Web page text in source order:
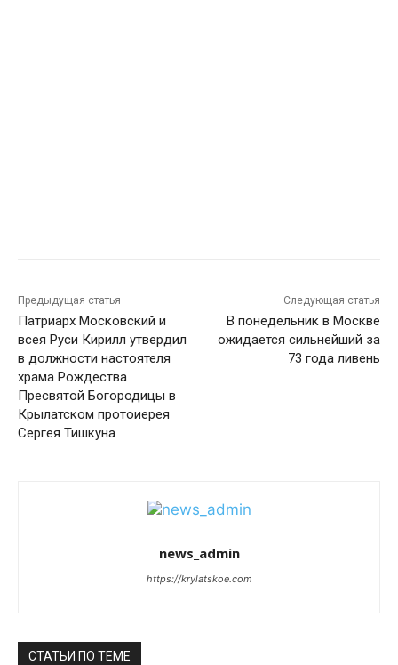
Предыдущая статья
Патриарх Московский и
всея Руси Кирилл утвердил
в должности настоятеля
храма Рождества
Пресвятой Богородицы в
Крылатском протоиерея
Сергея Тишкуна
Следующая статья
В понедельник в Москве
ожидается сильнейший за
73 года ливень
news_admin
https://krylatskoe.com
СТАТЬИ ПО ТЕМЕ